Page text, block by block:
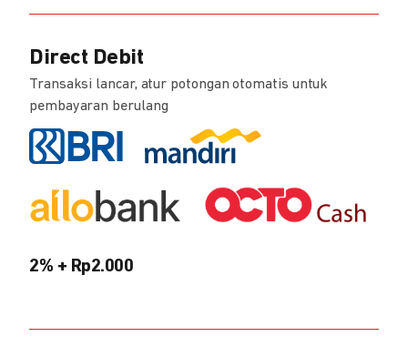
Direct Debit
Transaksi lancar, atur potongan otomatis untuk
pembayaran berulang
2% + Rp2.000